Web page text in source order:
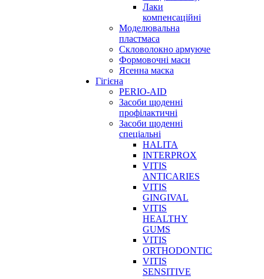
Лаки
компенсаційні
Моделювальна
пластмаса
Скловолокно армуюче
Формовочні маси
Ясенна маска
Гігієна
PERIO-AID
Засоби щоденні
профілактичні
Засоби щоденні
спеціальні
HALITA
INTERPROX
VITIS
ANTICARIES
VITIS
GINGIVAL
VITIS
HEALTHY
GUMS
VITIS
ORTHODONTIC
VITIS
SENSITIVE